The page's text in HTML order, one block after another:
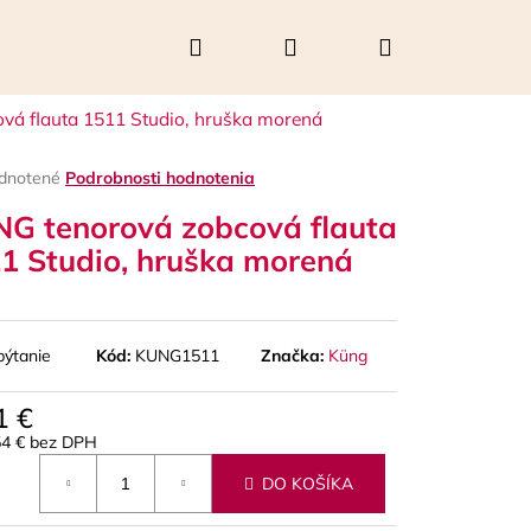
Hľadať PrihlásenieNákupný
flauta 1511 Studio, hruška morená
Podrobnosti hodnotenia
tenorová zobcová flauta
Studio, hruška morená
Kód: KUNG1511 Značka: Küng
€
€ bez DPH
DO KOŠÍKA